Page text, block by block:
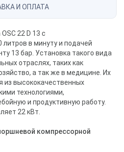
И ОПЛАТА
22 D 13 с
в минуту и подачей
13 бар. Установка такого вида
отраслях, таких как
а так же в медицине. Их
из высококачественных
технологиями,
и продуктивную работу.
22 кВт.
компрессорной